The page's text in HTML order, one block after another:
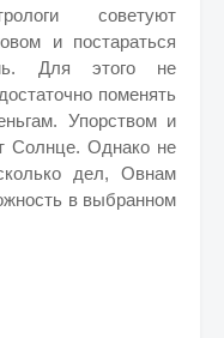
советуют
и постараться
Для этого не
поменять
Упорством и
Солнце. Однако не
дел, Овнам
в выбранном